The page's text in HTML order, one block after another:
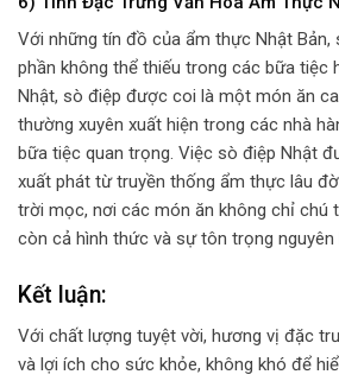
Với những tín đồ của ẩm thực Nhật
phần không thể thiếu trong các bữa tiệc
Nhật, sò điệp được coi là một món ăn
thường xuyên xuất hiện trong các nhà
bữa tiệc quan trọng. Việc sò điệp Nhật
xuất phát từ truyền thống ẩm thực lâu
trời mọc, nơi các món ăn không chỉ chú
còn cả hình thức và sự tôn trọng nguyên
Kết luận:
Với chất lượng tuyệt vời, hương vị đặc
và lợi ích cho sức khỏe, không khó để